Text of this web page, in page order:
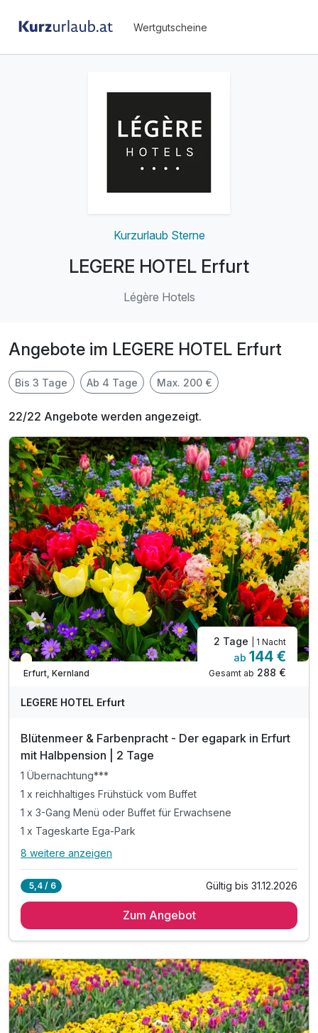
Wertgutscheine
Kurzurlaub Sterne
LEGERE HOTEL Erfurt
Légère Hotels
Angebote im LEGERE HOTEL Erfurt
Bis 3 Tage Ab 4 Tage Max. 200 €
22/22 Angebote werden angezeigt.
Teilweise ausgelastet
Erfurt, Kernland
2 Tage | 1 Nacht
ab 144 €
Gesamt ab 288 €
LEGERE HOTEL Erfurt
Blütenmeer & Farbenpracht - Der egapark in Erfurt
mit Halbpension | 2 Tage
1 Übernachtung***
1 x reichhaltiges Frühstück vom Buffet
1 x 3-Gang Menü oder Buffet für Erwachsene
1 x Tageskarte Ega-Park
Alle Inklusivleistungen
1 x reichhaltiges Frühstück vom Buffet
*Japanischer Fels- und Wassergarten
*Deutsches Gartenbaumuseum
*Gärtnerreich mit 29 Spielgeräten für Kinder
*Skulpturengarten mit Plastiken namhafter Künstler
8 weitere anzeigen
5,4 / 6 Gültig bis 31.12.2026
Zum Angebot